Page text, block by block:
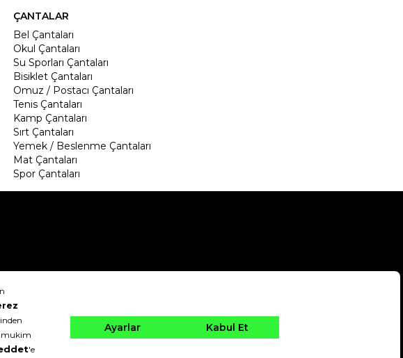
ÇANTALAR
Bel Çantaları
Okul Çantaları
Su Sporları Çantaları
Bisiklet Çantaları
Omuz / Postacı Çantaları
Tenis Çantaları
Kamp Çantaları
Sırt Çantaları
Yemek / Beslenme Çantaları
Mat Çantaları
Spor Çantaları